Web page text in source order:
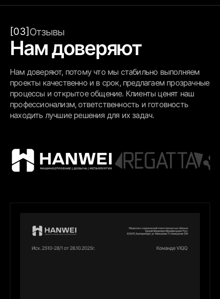
[03]Отзывы
Нам доверяют
Нам доверяют, потому что мы стабильно выполняем
проекты качественно и в срок, предлагаем прозрачные
процессы и открытое общение. Клиенты ценят наш
профессионализм, ответственность и готовность
находить лучшие решения для их задач.